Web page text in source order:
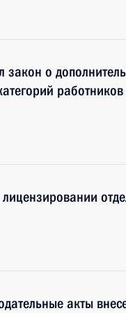
закон о
работников
акты